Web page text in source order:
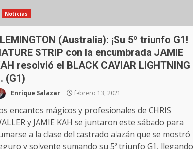
Noticias
(Australia): ¡Su 5º triunfo G1!
STRIP con la encumbrada JAMIE
resolvió el BLACK CAVIAR LIGHTNING
(G1)
Enrique Salazar febrero 13, 2021
encantos mágicos y profesionales de CHRIS
y JAMIE KAH se juntaron este sábado para
a la clase del castrado alazán que se mostró
y solvente sumando su 5º triunfo G1, llegando